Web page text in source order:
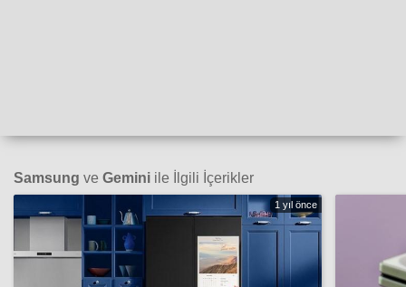
Samsung ve Gemini ile İlgili İçerikler
1 yıl önce